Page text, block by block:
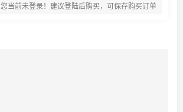
您当前未登录！建议登陆后购买，可保存购买订单